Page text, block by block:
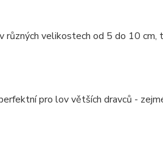
různých velikostech od 5 do 10
pro lov větších dravců -